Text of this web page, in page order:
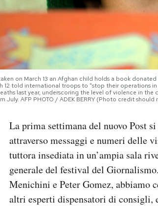
on March 13 an Afghan child holds a book
12 told international troops to "stop their operations
last year, underscoring the level of violence in
July. AFP PHOTO / ADEK BERRY (Photo credit should
La prima settimana del nuovo Post
attraverso messaggi e numeri delle
tuttora insediata in un’ampia sala
generale del festival del
Menichini e Peter Gomez, abbiamo
altri esperti dispensatori di consigli,